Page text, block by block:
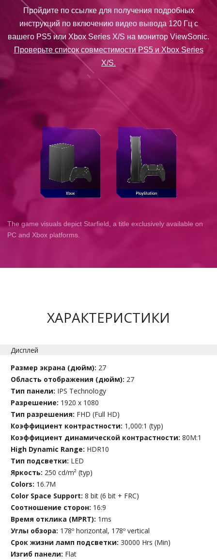
Пройдите по ссылке для получения подробных
инструкций по включению видео вывода 120 Гц с
вашего PS5 или Xbox Series X/S на монитор ViewSonic.
Проверьте список совместимости PS5 и Xbox Series
X/S.
The game visuals depict Starfield, a title exclusively available on
PC and Xbox platforms.
ХАРАКТЕРИСТИКИ
Дисплей
Размер экрана (дюйм): 27
Область отображения (дюйм): 27
Тип панели: IPS Technology
Разрешение: 1920 x 1080
Тип разрешения: FHD (Full HD)
Коэффициент контрастности: 1,000:1 (typ)
Коэффициент динамической контрастности:80M:1
High Dynamic Range: HDR10
Тип подсветки: LED
Яркость: 250 cd/m² (typ)
Colors: 16.7M
Color Space Support:8 bit (6 bit + FRC)
Соотношение сторон: 16:9
Время отклика (MPRT): 1ms
Углы обзора: 178º horizontal, 178º vertical
Срок жизни ламп подсветки:30000 Hrs (Min)
Изгиб панели: Flat